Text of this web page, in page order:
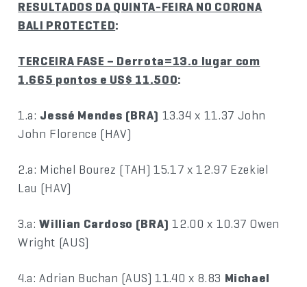
RESULTADOS DA QUINTA-FEIRA NO CORONA
BALI PROTECTED:
TERCEIRA FASE – Derrota=13.o lugar com
1.665 pontos e US$ 11.500:
1.a: Jessé Mendes (BRA) 13.34 x 11.37 John
John Florence (HAV)
2.a: Michel Bourez (TAH) 15.17 x 12.97 Ezekiel
Lau (HAV)
3.a:Willian Cardoso (BRA) 12.00 x 10.37 Owen
Wright (AUS)
4.a: Adrian Buchan (AUS) 11.40 x 8.83 Michael